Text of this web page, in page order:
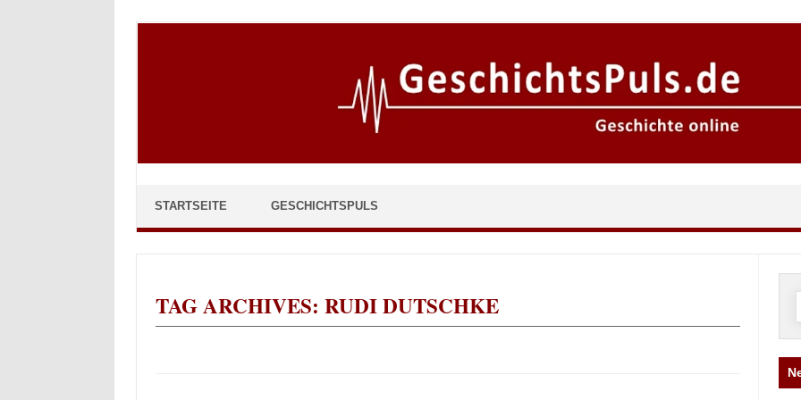
STARTSEITE GESCHICHTSPULS
TAG ARCHIVES: RUDI DUTSCHKE